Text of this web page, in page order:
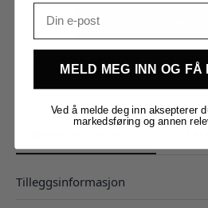
6,35mm
(1/4"
Legg I Handlekurv
Slanger og koblinger Tapping og
Tilleggsinformasjon
MELD MEG INN OG FÅ
Ved å melde deg inn aksepterer
markedsføring og annen